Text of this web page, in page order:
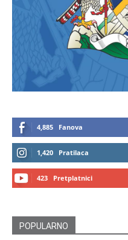
4,885 Fanova
1,420 Pratilaca
423 Pretplatnici
POPULARNO